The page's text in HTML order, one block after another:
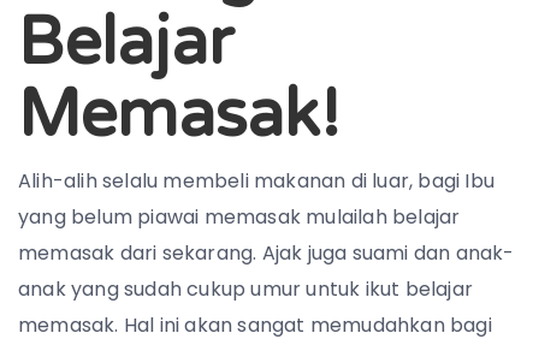
Belajar
Memasak!
Alih-alih selalu membeli makanan di luar, bagi Ibu
yang belum piawai memasak mulailah belajar
memasak dari sekarang. Ajak juga suami dan anak-
anak yang sudah cukup umur untuk ikut belajar
memasak. Hal ini akan sangat memudahkan bagi